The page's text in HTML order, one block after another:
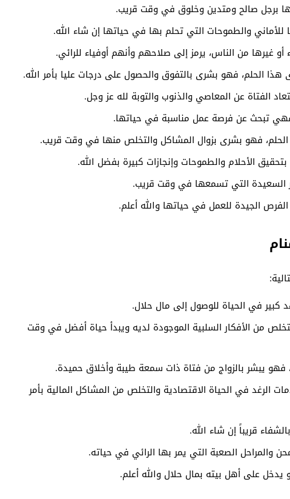
برجل صالح ومتدين وخلوق في وقت قريب.
للأماني والطموحات التي تحلم بها في حياتها إن شاء الله.
أو غيرها من الناس، يرمز إلى صلاحهم وأنهم أوفياء للرائي.
هذا الحلم، فهو بشرى بالتفوق والحصول على درجات عليا بأمر الله.
الفتاة عن المعاصي والذنوب والتوبة لله عز وجل.
فهي تبحث عن فرصة عمل مناسبة في حياتها.
فهو بشرى بزوال المشاكل والتخلص منها في وقت قريب.
الأحلام والطموحات وإنجازات كبيرة بفضل الله.
السعيدة التي تسمعها في وقت قريب.
الجيدة للعمل في حياتها والله أعلم.
في الحياة للوصول إلى مال حلال.
من الأفكار السلبية الموجودة لديه ويبدأ حياة أفضل في وقت
فهو يبشر بالزواج من فتاة ذات سمعة طيبة وأخلاق حميدة.
الرغد في الحياة الاقتصادية والتخلص من المشاكل المالية بأمر
قريباً إن شاء الله.
والمراحل الصعبة التي يمر بها الرائي في حياته.
على أهل بيته بمال حلال والله أعلم.